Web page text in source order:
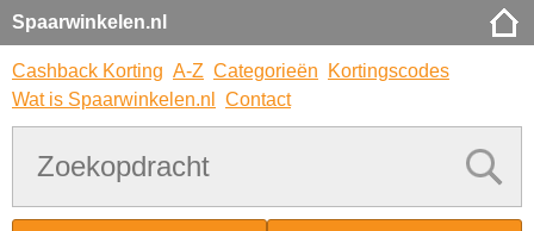
Spaarwinkelen.nl
Cashback Korting A-Z Categorieën
Kortingscodes
Wat is Spaarwinkelen.nl
Contact